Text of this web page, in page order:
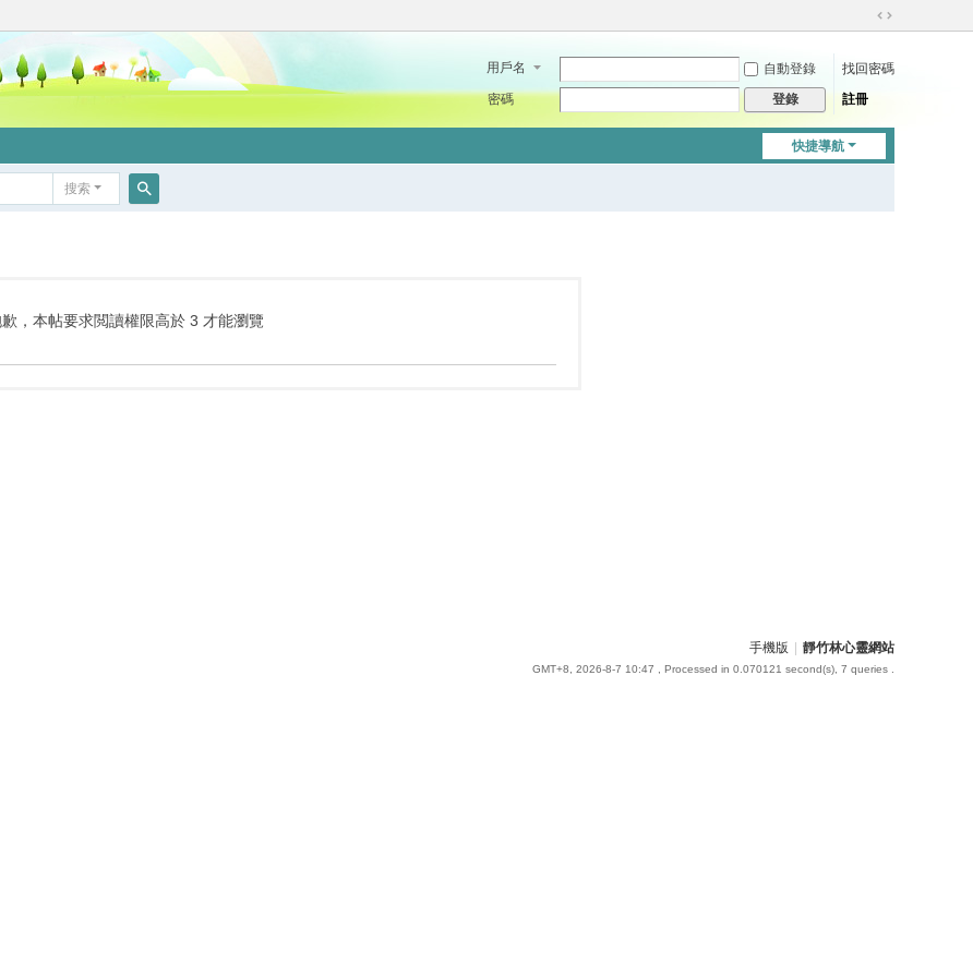
切
到
用戶名 自動登錄
找回密碼
密碼
登錄 註冊
快捷導航
搜索
，本帖要求閲讀權限高於 3 才能瀏覽
手機版 靜竹林心靈網站
GMT+8, 2026-8-7 10:47 , Processed in 0.070121 second(s), 7 queries .